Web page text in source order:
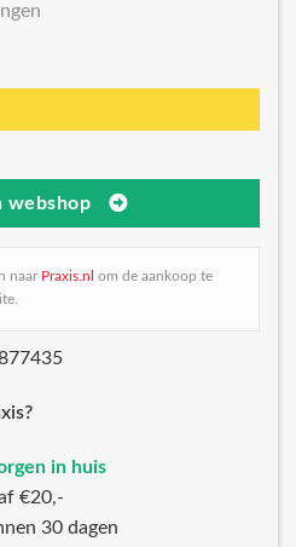
webshop
naar Praxis.nl om de aankoop te
in huis
€20,-
30 dagen